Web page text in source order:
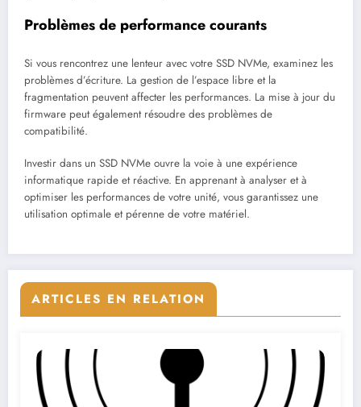
Problèmes de performance courants
Si vous rencontrez une lenteur avec votre SSD NVMe, examinez les
problèmes d’écriture. La gestion de l’espace libre et la
fragmentation peuvent affecter les performances. La mise à jour du
firmware peut également résoudre des problèmes de
compatibilité.
Investir dans un SSD NVMe ouvre la voie à une expérience
informatique rapide et réactive. En apprenant à analyser et à
optimiser les performances de votre unité, vous garantissez une
utilisation optimale et pérenne de votre matériel.
ARTICLES EN RELATION